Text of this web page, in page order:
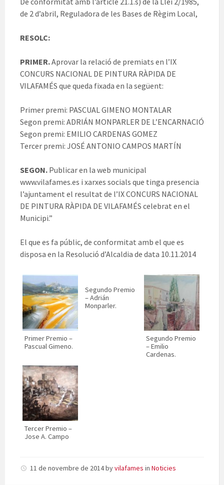
de 2 d’abril, Reguladora de les Bases de Règim Local,
RESOLC:
PRIMER.Aprovar la relació de premiats en l’IX
CONCURS NACIONAL DE PINTURA RÀPIDA DE
VILAFAMÉS que queda fixada en la següent:
Primer premi: PASCUAL GIMENO MONTALAR
Segon premi: ADRIÁN MONPARLER DE L’ENCARNACIÓ
Segon premi: EMILIO CARDENAS GOMEZ
Tercer premi: JOSÉ ANTONIO CAMPOS MARTÍN
SEGON. Publicar en la web municipal
www.vilafames.es i xarxes socials que tinga presencia
l’ajuntament el resultat de l’IX CONCURS NACIONAL
DE PINTURA RÀPIDA DE VILAFAMÉS celebrat en el
Municipi.”
El que es fa públic, de conformitat amb el que es
disposa en la Resolució d’Alcaldia de data 10.11.2014
Primer Premio –
Pascual Gimeno.
Segundo Premio
– Adrián
Monparler.
Segundo Premio
– Emilio
Cardenas.
Tercer Premio –
Jose A. Campo
11 de novembre de 2014byvilafames in Noticies